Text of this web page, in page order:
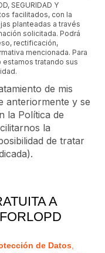
SEGURIDAD Y
facilitados, con la
planteadas a través
solicitada. Podrá
rectificación,
mencionada. Para
tratando sus
de mis
anteriormente y se
la Política de
la
de tratar
A
de Datos,